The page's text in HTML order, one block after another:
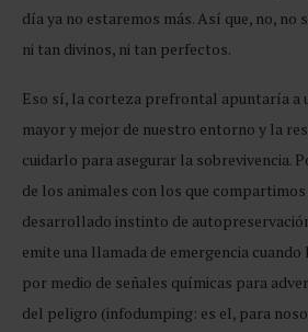
día ya no estaremos más. Así que, no, no
ni tan divinos, ni tan perfectos.
Eso sí, la corteza prefrontal apuntaría a
mayor y mejor de nuestro entorno y la
cuidarlo para asegurar la sobrevivencia.
de los animales con los que
desarrollado instinto de
emite una llamada de emergencia
por medio de señales químicas para
del peligro (infodumping: es el, para